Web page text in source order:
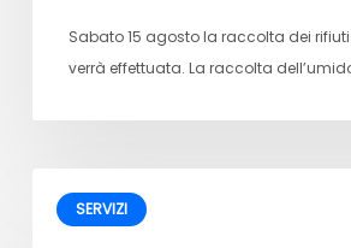
Sabato 15 agosto la raccolta dei
verrà effettuata. La raccolta
SERVIZI